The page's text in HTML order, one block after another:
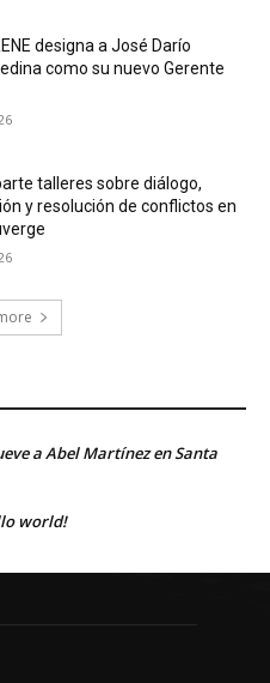
designa a José Darío
como su nuevo Gerente
talleres sobre diálogo,
y resolución de conflictos en
a Abel Martínez en Santa
world!